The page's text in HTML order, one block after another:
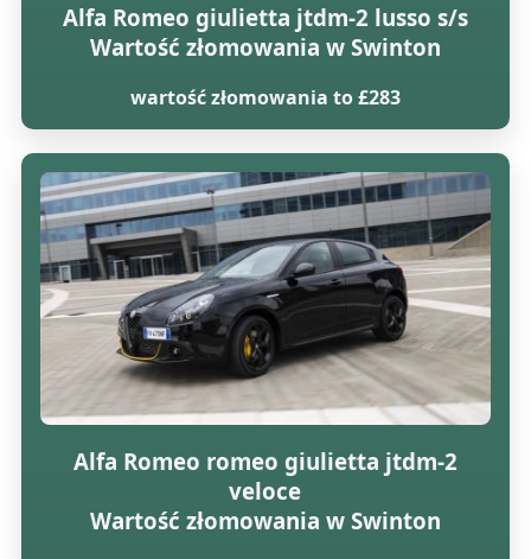
Alfa Romeo giulietta jtdm-2 lusso s/s
Wartość złomowania w Swinton
wartość złomowania to £283
Alfa Romeo romeo giulietta jtdm-2
veloce
Wartość złomowania w Swinton